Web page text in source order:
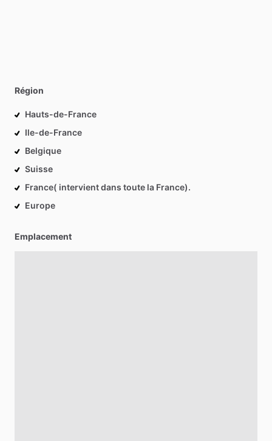
Région
Hauts-de-France
Ile-de-France
Belgique
Suisse
France( intervient dans toute la France).
Europe
Emplacement